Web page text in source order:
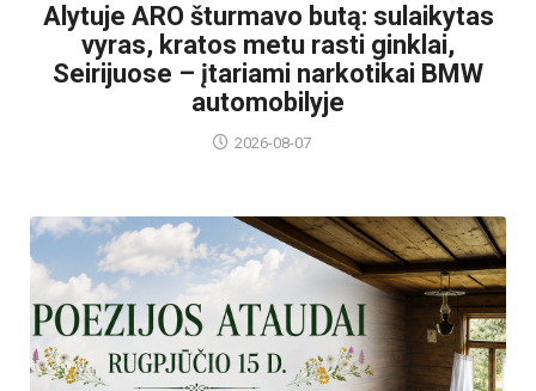
Alytuje ARO šturmavo butą: sulaikytas
vyras, kratos metu rasti ginklai,
Seirijuose – įtariami narkotikai BMW
automobilyje
2026-08-07